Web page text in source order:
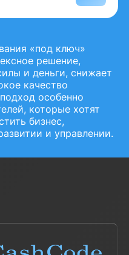
«под ключ»
решение,
и деньги, снижает
качество
особенно
которые хотят
бизнес,
и управлении.